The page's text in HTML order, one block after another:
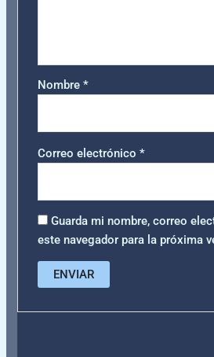
Nombre *
Correo electrónico *
Guarda mi nombre, correo
este navegador para la próxima